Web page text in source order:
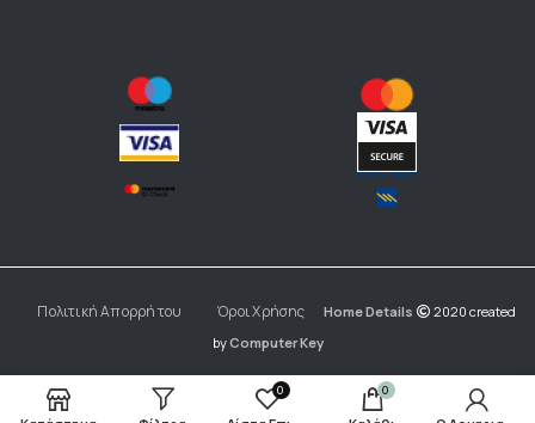
Πολιτική Απορρήτου Όροι Χρήσης Home Details
2020 created
byComputer Key
0 0